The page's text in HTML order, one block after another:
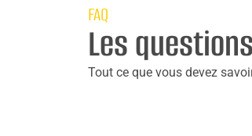
FAQ
Les
Tout ce que vous devez